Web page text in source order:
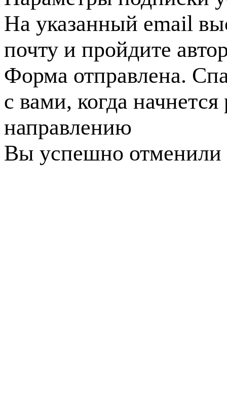
На указанный email
почту и пройдите
Форма отправлена.
с вами, когда
направлению
Вы успешно отменили